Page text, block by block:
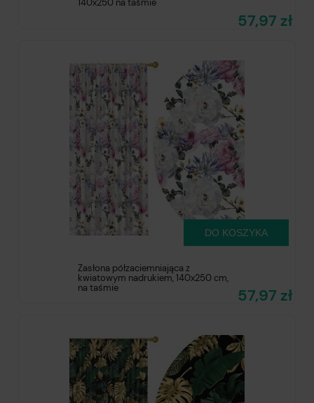
140x250 na taśmie
57,97 zł
Zasłona półzaciemniająca z
kwiatowym nadrukiem, 140x250 cm,
na taśmie
57,97 zł
DO KOSZYKA